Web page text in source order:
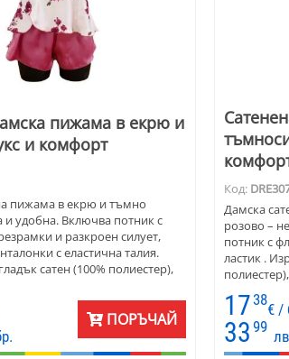
пижама в екрю и
и комфорт
пижама в екрю и тъмно
и удобна. Включва потник с
и разкроен силует,
с еластична талия.
сатен (100% полиестер),
мотиви в пастелно розово
излъчване. Подходяща за
в луксозна кутия.
за всяка стилна жена.
ПОРЪЧАЙ
Код:
Дамска
розово –
потник с
ластик .
удобна.
луксозна
17 38
€ /
33 99